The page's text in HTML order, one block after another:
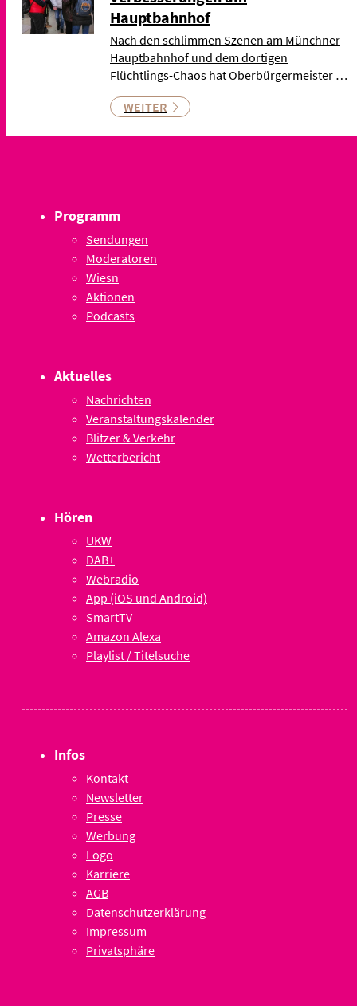
Hauptbahnhof
Nach den schlimmen Szenen am Münchner
Hauptbahnhof und dem dortigen
Flüchtlings-Chaos hat Oberbürgermeister …
WEITER
Programm
Sendungen
Moderatoren
Wiesn
Aktionen
Podcasts
Aktuelles
Nachrichten
Veranstaltungskalender
Blitzer & Verkehr
Wetterbericht
Hören
UKW
DAB+
Webradio
App (iOS und Android)
SmartTV
Amazon Alexa
Playlist / Titelsuche
Infos
Kontakt
Newsletter
Presse
Werbung
Logo
Karriere
AGB
Datenschutzerklärung
Impressum
Privatsphäre